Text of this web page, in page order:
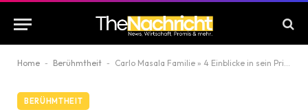
Home - Berühmtheit - Carlo Masala Familie » 4 Einblicke in sein Privatleben
BERÜHMTHEIT